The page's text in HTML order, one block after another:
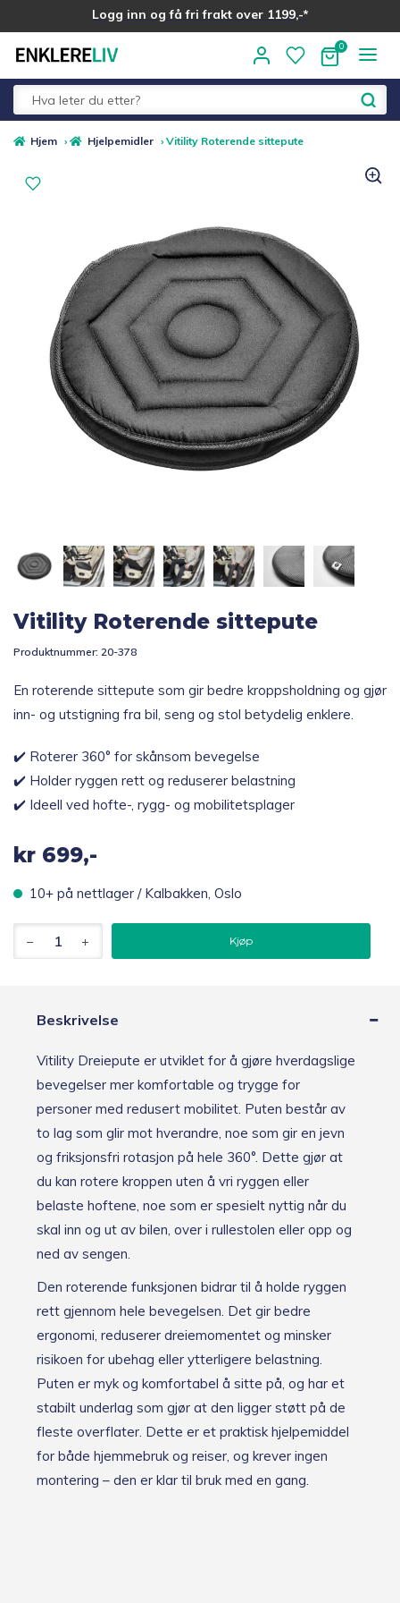
Logg inn og få fri frakt over 1199,-*
Alle kategorier
Medlemstilbud
Sommer ☀️
Best i test
Merker
Gavetips
Hjem › Hjelpemidler › Vitility Roterende sittepute
Vitility Roterende sittepute
Produktnummer: 20-378
En roterende sittepute som gir bedre kroppsholdning og gjør
inn- og utstigning fra bil, seng og stol betydelig enklere.
✔️ Roterer 360° for skånsom bevegelse
✔️ Holder ryggen rett og reduserer belastning
✔️ Ideell ved hofte-, rygg- og mobilitetsplager
kr 699,-
10+ på nettlager / Kalbakken, Oslo
Roterende
sittepute
Kjøp
Beskrivelse
Vitility Dreiepute er utviklet for å gjøre hverdagslige
bevegelser mer komfortable og trygge for
personer med redusert mobilitet. Puten består av
to lag som glir mot hverandre, noe som gir en jevn
og friksjonsfri rotasjon på hele 360°. Dette gjør at
du kan rotere kroppen uten å vri ryggen eller
belaste hoftene, noe som er spesielt nyttig når du
skal inn og ut av bilen, over i rullestolen eller opp og
ned av sengen.
Den roterende funksjonen bidrar til å holde ryggen
rett gjennom hele bevegelsen. Det gir bedre
ergonomi, reduserer dreiemomentet og minsker
risikoen for ubehag eller ytterligere belastning.
Puten er myk og komfortabel å sitte på, og har et
stabilt underlag som gjør at den ligger støtt på de
fleste overflater. Dette er et praktisk hjelpemiddel
for både hjemmebruk og reiser, og krever ingen
montering – den er klar til bruk med en gang.